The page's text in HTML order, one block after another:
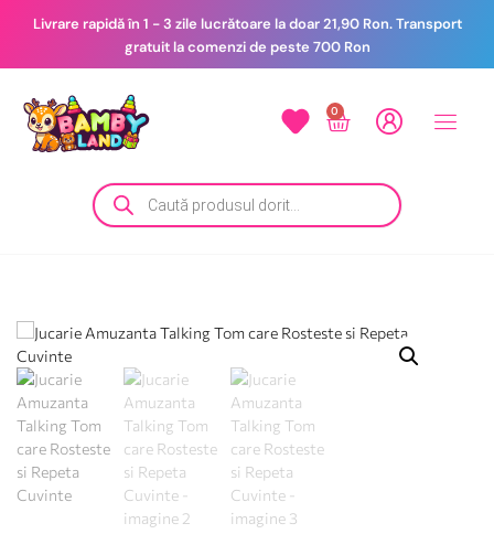
Livrare rapidă în 1 - 3 zile lucrătoare la doar 21,90 Ron. Transport
gratuit la comenzi de peste 700 Ron
0